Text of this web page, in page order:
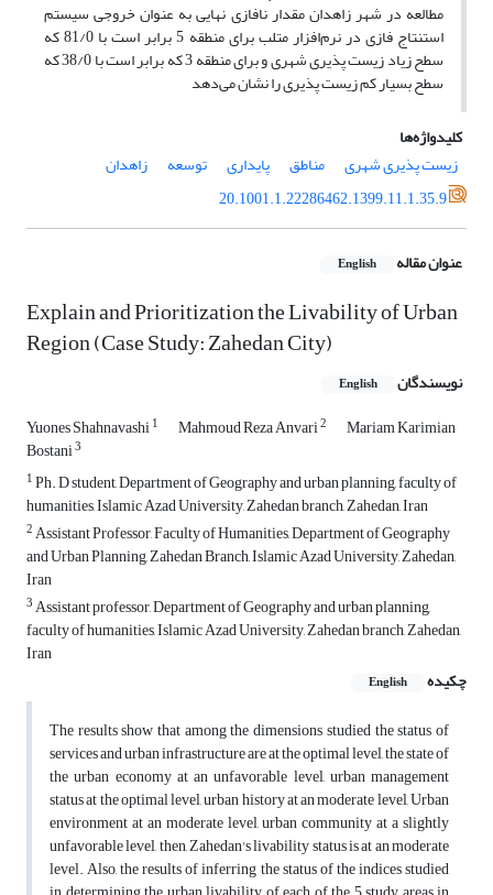
مطالعه در شهر زاهدان مقدار نافازی نهایی به عنوان خروجی سیستم
استنتاج فازی در نرم‌افزار متلب برای منطقه 5 برابر است با 81/0 که
سطح زیاد زیست پذیری شهری و برای منطقه 3 که برابر است با 38/0 که
سطح بسیار کم زیست پذیری را نشان می‌دهد
کلیدواژه‌ها
زیست پذیری شهری
مناطق پایداری توسعه
زاهدان
20.1001.1.22286462.1399.11.1.35.9
عنوان مقاله English
Explain and Prioritization the Livability of Urban
Region (Case Study: Zahedan City)
نویسندگان English
Yuones Shahnavashi1 Mahmoud Reza Anvari2 Mariam Karimian
Bostani3
1Ph. D student, Department of Geography and urban planning, faculty of
humanities, Islamic Azad University, Zahedan branch, Zahedan, Iran
2Assistant Professor, Faculty of Humanities, Department of Geography
and Urban Planning, Zahedan Branch, Islamic Azad University, Zahedan,
Iran
3Assistant professor, Department of Geography and urban planning,
faculty of humanities, Islamic Azad University, Zahedan branch, Zahedan,
Iran
چکیده
English
The results show that among the dimensions studied the status of
services and urban infrastructure are at the optimal level, the state of
the urban economy at an unfavorable level, urban management
status at the optimal level, urban history at an moderate level, Urban
environment at an moderate level, urban community at a slightly
unfavorable level, then, Zahedan's livability status is at an moderate
level. Also, the results of inferring the status of the indices studied